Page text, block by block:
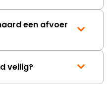
een afvoer
veilig?